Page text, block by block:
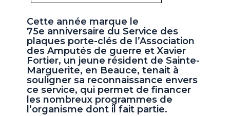
Cette année marque le
75e anniversaire du Service des
plaques porte-clés de l’Association
des Amputés de guerre et Xavier
Fortier, un jeune résident de Sainte-
Marguerite, en Beauce, tenait à
souligner sa reconnaissance envers
ce service, qui permet de financer
les nombreux programmes de
l’organisme dont il fait partie.